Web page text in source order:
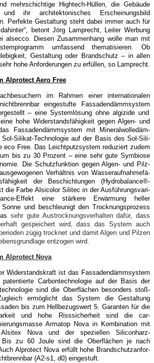
mehrschich­tige Hightech-Hül­len, die Gebäude
ihr architekto­nisches Erscheinungsbild
Per­fekte Gestaltung steht dabei immer auch für
betont Jörg Lam­precht, Leiter Wer­bung
alsec­co. Diesen Zusam­menhang wolle man mit
umfassend thematisieren.
Ob
Ge­staltung oder Brandschutz – in allen
hohe Anforderungen zu erfül­len, so Lamprecht.
Alpro­tect Aero Free
im Rahmen einer in­ternationalen
einge­stufte Fassadendämm­system
–eine Systemlö­sung ohne algizi­de und
hohe Widerstandsfä­higkeit gegen­ Al­gen- und
Fassadendämmsys­tem mit Mineralwolledäm­
Sili­kat-Techno­logie auf der Basis des Sol-Sili­
eco Free. Das Leichtputzsystem re­duziert zu­dem
bis zu 30 Pro­zent – eine sehr gute Sym­biose
Die Schutzfunktion gegen Algen- und Pilz­
Verhältnis von Wasseraufnahmefä­
der Be­schichtungen (Hy­drobalance®-
die Farbe Alsi­color Sili­tec in der Ausführungsvari­
Ef­fekt eine stärkere Erwär­mung heller
und be­schleunigt den Trocknungspro­zess
sehr gute Aus­trocknungsverhalten da­für, dass
gespeichert wird, dass das System auch
zügig trocknet und damit Algen und Pil­zen
entzogen wird.
Alprotect Nova
Widerstandskraft ist das Fassa­dendämmsystem
Car­bontechnologie auf der Basis der
sind die Oberflächen besonders stoß­
ermöglicht das Sys­tem die Ge­staltung
bis zum Hellbe­zugswert 5. Garanten für die
und hohe Risssicherheit sind die car­
Ar­matop Nova in Kom­bination mit
Nova und der speziellen Silicon­harz-
Bis zu 60 Joule sind die Oberflächen je nach
Alpro­tect Nova erfüllt hohe Brandschutzanfor­
(A2-s1, d0) einge­stuft.